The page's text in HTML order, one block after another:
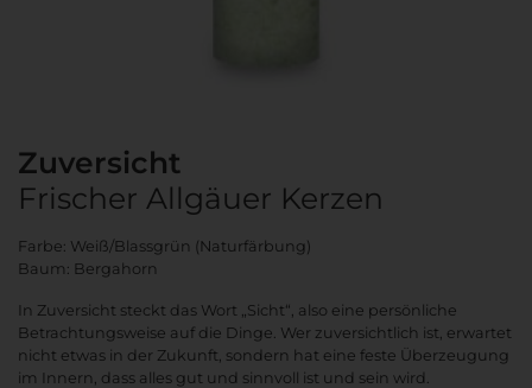
Zuversicht
Frischer Allgäuer Kerzen
Farbe: Weiß/Blassgrün (Naturfärbung)
Baum: Bergahorn
In Zuversicht steckt das Wort „Sicht“, also eine persönliche
Betrachtungsweise auf die Dinge. Wer zuversichtlich ist, erwartet
nicht etwas in der Zukunft, sondern hat eine feste Überzeugung
im Innern, dass alles gut und sinnvoll ist und sein wird.